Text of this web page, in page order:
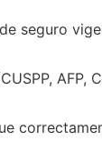
seguro